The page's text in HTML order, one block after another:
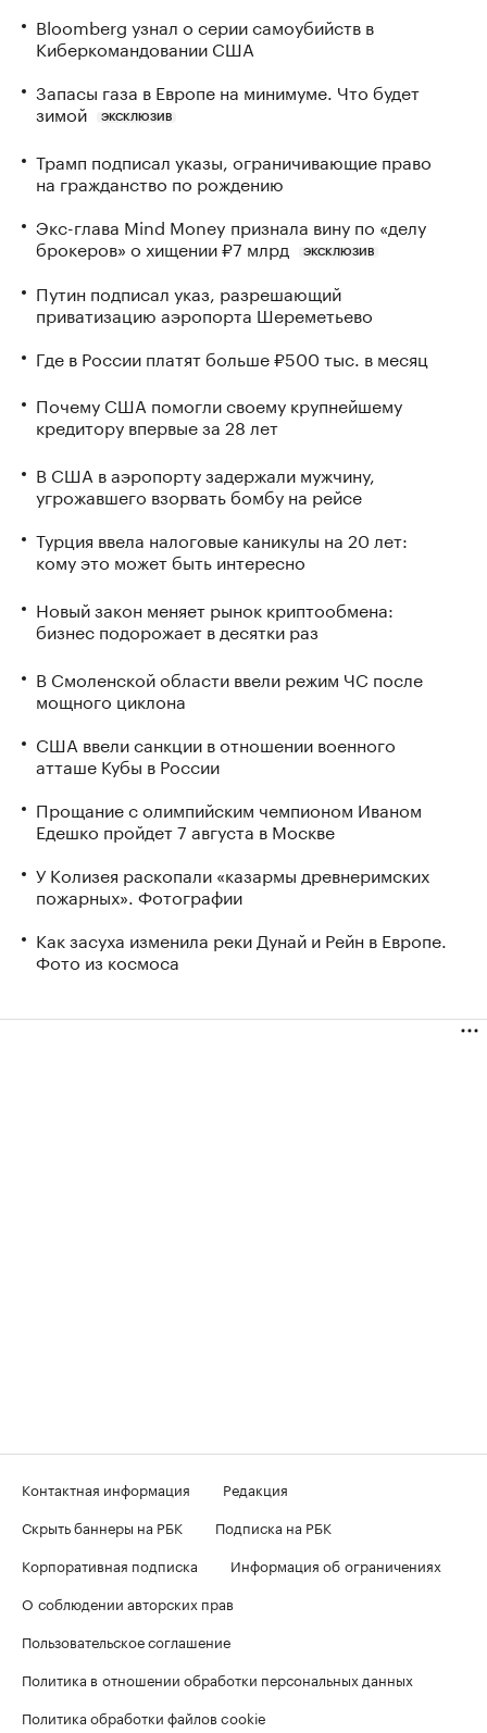
Bloomberg узнал о серии самоубийств в
Киберкомандовании США
Запасы газа в Европе на минимуме. Что будет
зимой
ЭКСКЛЮЗИВ
Трамп подписал указы, ограничивающие право
на гражданство по рождению
Экс-глава Mind Money признала вину по «делу
брокеров» о хищении ₽7 млрд
ЭКСКЛЮЗИВ
Путин подписал указ, разрешающий
приватизацию аэропорта Шереметьево
Где в России платят больше ₽500 тыс. в месяц
Почему США помогли своему крупнейшему
кредитору впервые за 28 лет
В США в аэропорту задержали мужчину,
угрожавшего взорвать бомбу на рейсе
Турция ввела налоговые каникулы на 20 лет:
кому это может быть интересно
Новый закон меняет рынок криптообмена:
бизнес подорожает в десятки раз
В Смоленской области ввели режим ЧС после
мощного циклона
США ввели санкции в отношении военного
атташе Кубы в России
Прощание с олимпийским чемпионом Иваном
Едешко пройдет 7 августа в Москве
У Колизея раскопали «казармы древнеримских
пожарных». Фотографии
Как засуха изменила реки Дунай и Рейн в Европе.
Фото из космоса
Контактная информация
Редакция
Скрыть баннеры на РБК
Подписка на РБК
Корпоративная подписка
Информация об ограничениях
О соблюдении авторских прав
Пользовательское соглашение
Политика в отношении обработки персональных данных
Политика обработки файлов cookie